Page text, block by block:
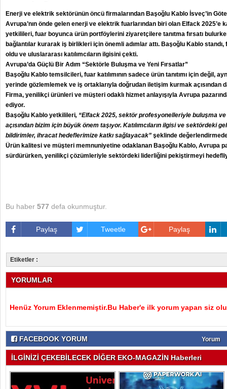
Enerji ve elektrik sektörünün öncü firmalarından Başoğlu Kablo İsveç’in
Avrupa’nın önde gelen enerji ve elektrik fuarlarından biri olan Elfack 2025’e
yetkilileri, fuar boyunca ürün portföylerini ziyaretçilere tanıtma fırsatı
bağlantılar kurarak iş birlikleri için önemli adımlar attı. Başoğlu Kablo
oldu ve uluslararası katılımcıların ilgisini çekti.
Avrupa’da Güçlü Bir Adım “Sektörle Buluşma ve Yeni Fırsatlar”
Başoğlu Kablo temsilcileri, fuar katılımının sadece ürün tanıtımı için değil,
yerinde gözlemlemek ve iş ortaklarıyla doğrudan iletişim kurmak açısından
Firma, yenilikçi ürünleri ve müşteri odaklı hizmet anlayışıyla Avrupa
ediyor.
Başoğlu Kablo yetkilileri, “Elfack 2025, sektör profesyonelleriyle buluşma ve
açısından bizim için büyük önem taşıyor. Katılımcıların ilgisi ve sektördeki
bildirimler, ihracat hedeflerimize katkı sağlayacak” şeklinde
Ürün kalitesi ve müşteri memnuniyetine odaklanan Başoğlu Kablo, Avrupa
sürdürürken, yenilikçi çözümleriyle sektördeki liderliğini pekiştirmeyi
Bu haber 577 defa okunmuştur.
Paylaş Tweetle Paylaş
Etiketler :
YORUMLAR
Henüz Yorum Eklenmemiştir.Bu Haber'e ilk yorum yapan siz
FACEBOOK YORUM Yorum
İLGİNİZİ ÇEKEBİLECEK DİĞER EKO-MAGAZİN Haberleri